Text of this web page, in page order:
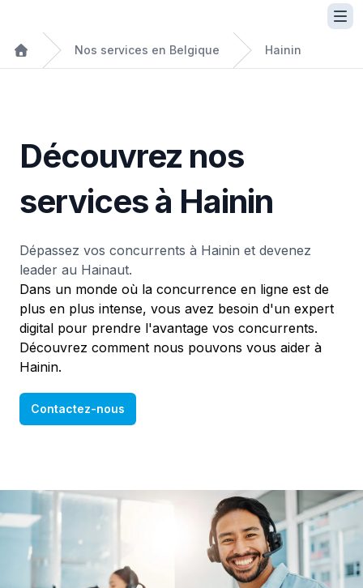
Nos services en Belgique Hainin
Découvrez nos
services à Hainin
Dépassez vos concurrents à Hainin et devenez
leader au Hainaut.
Dans un monde où la concurrence en ligne est de
plus en plus intense, vous avez besoin d'un expert
digital pour prendre l'avantage vos concurrents.
Découvrez comment nous pouvons vous aider à
Hainin.
Contactez-nous